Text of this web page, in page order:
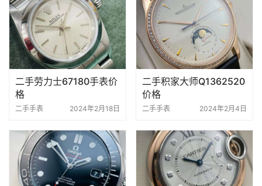
二手劳力士67180手表价
格
二手手表 2024年2月18日
二手积家大师Q1362520
价格
二手手表 2024年2月4日